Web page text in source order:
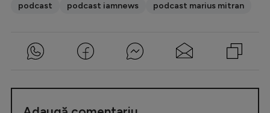
podcast
podcast iamnews podcast marius mitran